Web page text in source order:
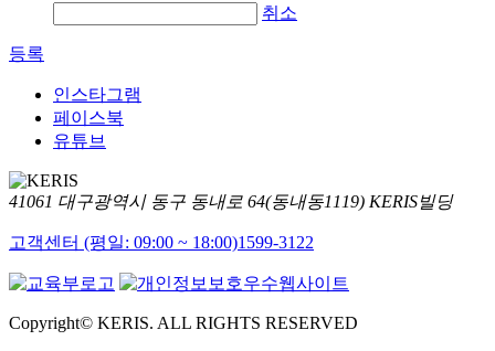
취소
등록
인스타그램
페이스북
유튜브
41061 대구광역시 동구 동내로 64(동내동1119) KERIS빌딩
고객센터 (평일: 09:00 ~ 18:00)1599-3122
Copyright© KERIS. ALL RIGHTS RESERVED